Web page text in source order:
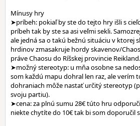
Mínusy hry
➤príbeh: pokiaľ by ste do tejto hry išli s
príbeh tak by ste sa asi veľmi sekli.
ale jedná sa o takú bežnú situáciu v ktorej
hrdinov zmasakruje hordy skavenov/
práve Chaosu do Ríšskej provincie Reikland.
➤možný stereotyp: u mňa osobne sa
som každú mapu dohral len raz, ale verím
dohraniach môže nastať určitý stereotyp
svoju partiu).
➤cena: za plnú sumu 28€ túto hru
niekte chytíte do 10€ tak bi som doporučil